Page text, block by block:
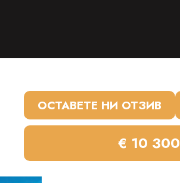
ОСТАВЕТЕ НИ ОТЗИВ
€ 10 300